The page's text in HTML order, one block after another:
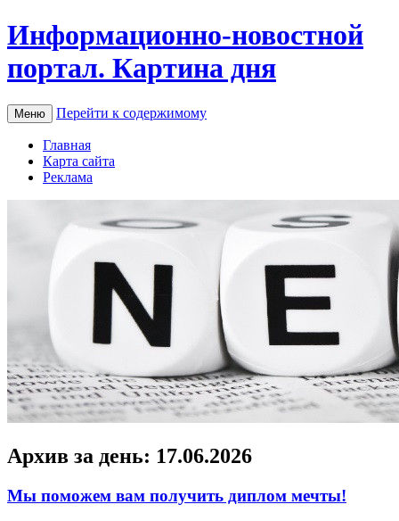
Информационно-новостной
портал. Картина дня
Меню Перейти к содержимому
Главная
Карта сайта
Реклама
Архив за день: 17.06.2026
Мы поможем вам получить диплом мечты!